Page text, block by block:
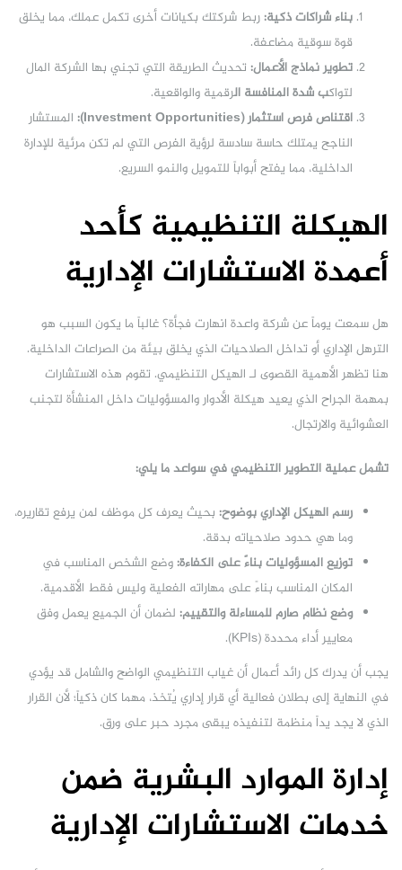
بناء شراكات ذكية:ربط شركتك بكيانات أخرى تكمل عملك، مما يخلق
قوة سوقية مضاعفة.
تطوير نماذج الأعمال: تحديث الطريقة التي تجني بها الشركة المال
لتواكب شدة المنافسة الرقمية والواقعية.
اقتناص فرص استثمار (Investment Opportunities):
المستشار
الناجح يمتلك حاسة سادسة لرؤية الفرص التي لم تكن مرئية للإدارة
الداخلية، مما يفتح أبواباً للتمويل والنمو السريع.
الهيكلة التنظيمية كأحد
أعمدة الاستشارات الإدارية
هل سمعت يوماً عن شركة واعدة انهارت فجأة؟ غالباً ما يكون السبب هو
الترهل الإداري أو تداخل الصلاحيات الذي يخلق بيئة من الصراعات الداخلية.
هنا تظهر الأهمية القصوى لـ الهيكل التنظيمي. تقوم هذه الاستشارات
بمهمة الجراح الذي يعيد هيكلة الأدوار والمسؤوليات داخل المنشأة لتجنب
العشوائية والارتجال.
تشمل عملية التطوير التنظيمي في سواعد ما يلي:
رسم الهيكل الإداري بوضوح: بحيث يعرف كل موظف لمن يرفع تقاريره،
وما هي حدود صلاحياته بدقة.
توزيع المسؤوليات بناءً على الكفاءة:وضع الشخص المناسب في
المكان المناسب بناءً على مهاراته الفعلية وليس فقط الأقدمية.
وضع نظام صارم للمساءلة والتقييم: لضمان أن الجميع يعمل وفق
معايير أداء محددة (KPIs).
يجب أن يدرك كل رائد أعمال أن غياب التنظيمي الواضح والشامل قد يؤدي
في النهاية إلى بطلان فعالية أي قرار إداري يُتخذ، مهما كان ذكياً؛ لأن القرار
الذي لا يجد يداً منظمة لتنفيذه يبقى مجرد حبر على ورق.
إدارة الموارد البشرية ضمن
خدمات الاستشارات الإدارية